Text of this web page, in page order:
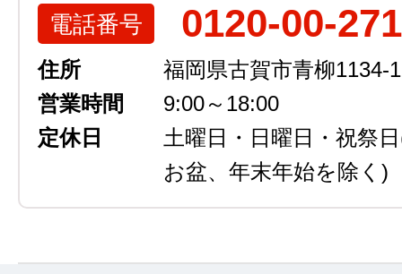
電話番号 0120-00-
住所
福岡県古賀市青柳1134-1
営業時間
9:00～18:00
定休日
土曜日・日曜日・祝祭日
お盆、年末年始を除く)